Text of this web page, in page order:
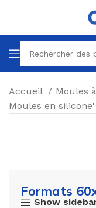
Accueil
Moules
Moules en silicone'
Formats
Show